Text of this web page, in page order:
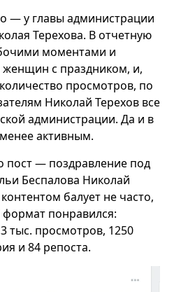
— у главы администрации
Терехова. В отчетную
моментами и
женщин с праздником, и,
просмотров, по
Николай Терехов все
администрации. Да и в
активным.
пост — поздравление под
Беспалова Николай
балует не часто,
понравился:
тыс. просмотров, 1250
и 84 репоста.